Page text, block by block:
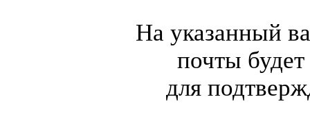
На указанный
почты
для